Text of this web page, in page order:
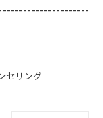
セリング